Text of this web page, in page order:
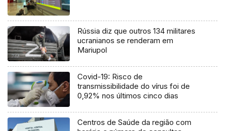
Rússia diz que outros 134 militares
ucranianos se renderam em
Mariupol
Covid-19: Risco de
transmissibilidade do vírus foi de
0,92% nos últimos cinco dias
Centros de Saúde da região com